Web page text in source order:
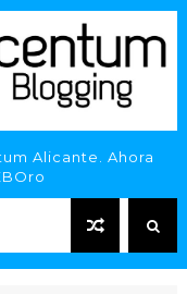
Alicante. Ahora